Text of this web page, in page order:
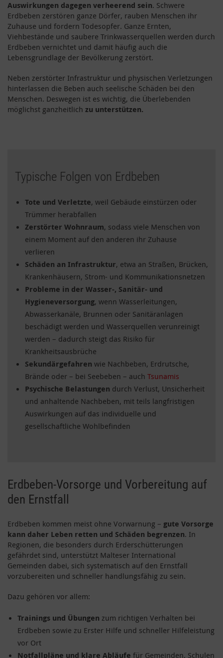
Auswirkungen dagegen verheerend sein. Schwere
Erdbeben zerstören ganze Dörfer, rauben Menschen ihr
Zuhause und fordern Todesopfer. Ganze Ernten,
Viehbestände und saubere Trinkwasserquellen werden durch
Erdbeben vernichtet und damit häufig auch die
Lebensgrundlage der Bevölkerung zerstört.
Neben zerstörter Infrastruktur und physischen Verletzungen
hinterlassen die Beben auch seelische Schäden bei den
Menschen. Deswegen ist es wichtig, die Überlebenden
möglichst ganzheitlich zu unterstützen.
Typische Folgen von Erdbeben
Tote und Verletzte, weil Gebäude einstürzen oder
Trümmer herabfallen
Zerstörter Wohnraum, sodass viele Menschen von
einem Moment auf den anderen ihr Zuhause
verlieren
Schäden an Infrastruktur, etwa an Straßen, Brücken,
Krankenhäusern, Strom- und Kommunikationsnetzen
Probleme in der Wasser-, Sanitär- und
Hygieneversorgung, wenn Wasserleitungen,
Abwasserkanäle, Brunnen oder Sanitäranlagen
beschädigt werden und Wasserquellen verunreinigt
werden – dadurch steigt das Risiko für
Krankheitsausbrüche
Sekundärgefahren wie Nachbeben, Erdrutsche,
Brände oder – bei Seebeben – auch Tsunamis
Psychische Belastungen durch Verlust, Unsicherheit
und anhaltende Nachbeben, mit teils langfristigen
Auswirkungen auf das individuelle und
gesellschaftliche Wohlbefinden
Erdbeben-Vorsorge und Vorbereitung auf
den Ernstfall
Erdbeben kommen meist ohne Vorwarnung – gute Vorsorge
kann daher Leben retten und Schäden begrenzen. In
Regionen, die besonders durch Erderschütterungen
gefährdet sind, unterstützt Malteser International
Gemeinden dabei, sich systematisch auf den Ernstfall
vorzubereiten und schneller handlungsfähig zu sein.
Dazu gehören vor allem:
Trainings und Übungen zum richtigen Verhalten bei
Erdbeben sowie zu Erster Hilfe und schneller Hilfeleistung
vor Ort
Notfallpläne und klare Abläufe für Gemeinden, Schulen